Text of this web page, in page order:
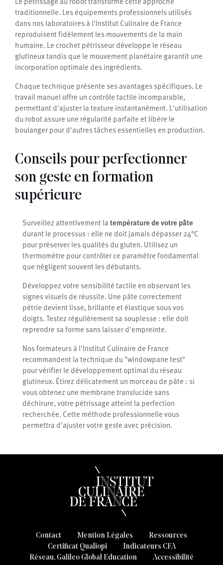
traditionnelle. Les équipements professionnels utilisés
dans nos laboratoires à l'Institut Culinaire de France
reproduisent fidèlement les mouvements de la main
humaine. Le crochet pétrisseur développe le réseau
glutineux tandis que le mouvement planétaire garantit une
incorporation optimale des ingrédients.
Chaque technique présente ses avantages spécifiques. Le
travail manuel offre un contrôle tactile incomparable,
permettant d'ajuster la texture instantanément. L'utilisation
du robot assure une régularité parfaite et libère le
boulanger pour d'autres tâches essentielles en production.
Conseils pour perfectionner
son geste en formation
supérieure
Surveillez attentivement latempérature de votre pâte
durant le processus : elle ne doit jamais dépasser 24°C
pour préserver les qualités du gluten. Utilisez un
thermomètre pour contrôler ce paramètre fondamental
que négligent souvent les débutants.
Développez votre sensibilité tactile en observant les
signes visuels de réussite. Une pâte correctement
pétrie devient lisse, brillante et élastique sous vos
doigts. Testez régulièrement sa souplesse : elle doit
reprendre sa forme sans laisser d'empreinte.
Nos formateurs à l'Institut Culinaire de France
recommandent la technique du "windowpane test"
pour vérifier le développement optimal du réseau
glutineux. Étirez délicatement un morceau de pâte : si
vous obtenez une membrane translucide sans
déchirure, votre pétrissage atteint la perfection
recherchée. Cette méthode professionnelle vous
permettra d'ajuster votre geste avec précision.
Contact Mention Légales
Ressources
Certificat Qualiopi
Indicateurs CFA
Réseau, Galileo Global Education
Accessibilité